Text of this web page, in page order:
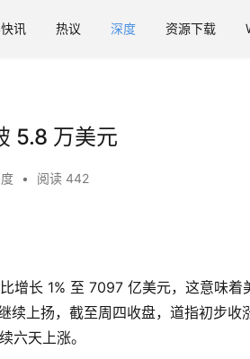
讯 热议 深度 资源下载
5.8 万美元
• 阅读 442
增长 1% 至 7097 亿美元，这意味着
上扬，截至周四收盘，道指初步收
六天上涨。